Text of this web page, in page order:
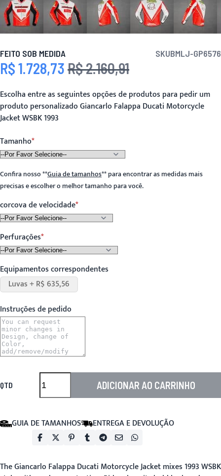
FEITO SOB MEDIDA SKUBMLJ-GP6576
Preço Especial
R$ 1.728,73 Preço
R$ 2.160,91
Escolha entre as seguintes opções de produtos para pedir um
produto personalizado Giancarlo Falappa Ducati Motorcycle
Jacket WSBK 1993
Tamanho
Confira nosso**Guia de tamanhos**para encontrar as medidas mais
precisas e escolher o melhor tamanho para você.
corcova de velocidade
Perfurações
Equipamentos correspondentes
Luvas + R$ 635,56
Instruções de pedido
QTD ADICIONAR AO CARRINHO
GUIA DE TAMANHOS ENTREGA E DEVOLUÇÃO
TheGiancarlo Falappa Ducati Motorcycle Jacketmixes 1993 WSBK